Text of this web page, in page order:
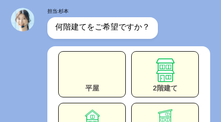
担当:杉本
何階建てをご希望ですか？
平屋 2階建て